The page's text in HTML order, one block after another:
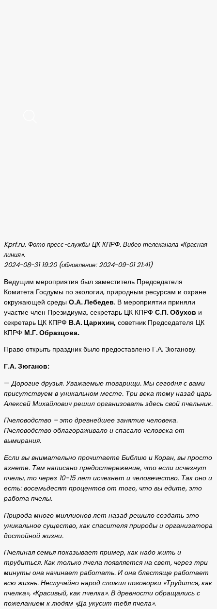
Kprf.ru. Фото пресс-службы ЦК КПРФ. Видео телеканала «Красная
линия».
2024-08-31 19:20 (обновление: 2024-09-01 21:41)
Ведущим мероприятия был заместитель Председателя
Комитета Госдумы по экологии, природным ресурсам и охране
окружающей среды О.А. Лебедев. В мероприятии приняли
участие член Президиума, секретарь ЦК КПРФ С.П. Обухов и
секретарь ЦК КПРФ В.А. Царихин, советник Председателя ЦК
КПРФ М.Г. Образцова.
Право открыть праздник было предоставлено Г.А. Зюганову.
Г.А. Зюганов:
—Дорогие друзья. Уважаемые товарищи. Мы сегодня с вами
присутствуем в уникальном месте. Три века тому назад царь
Алексей Михайлович решил организовать здесь свой пчельник.
Пчеловодство – это древнейшее занятие человека.
Пчеловодство облагораживало и спасало человека от
вымирания.
Если вы внимательно прочитаете Библию и Коран, вы просто
ахнете. Там написано предостережение, что если исчезнут
пчелы, то через 10-15 лет исчезнет и человечество. Так оно и
есть: восемьдесят процентов от того, что вы едите, это
работа пчелы.
Природа много миллионов лет назад решило создать это
уникальное существо, как спасителя природы и организатора
достойной жизни.
Пчелиная семья показывает пример, как надо жить и
трудиться. Как только пчела появляется на свет, через три
минуты она начинает работать. И она блестяще работает
всю жизнь. Неслучайно народ сложил поговорки «Трудится, как
пчелка», «Красивый, как пчелка». В древности обращались с
пожеланием к людям «Да укусит тебя пчела».